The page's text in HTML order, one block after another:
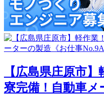
【広島県庄原市
寮完備！自動車メ